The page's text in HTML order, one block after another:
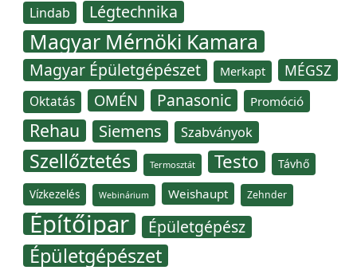
Lindab Légtechnika
Magyar Mérnöki Kamara
Magyar Épületgépészet Merkapt MÉGSZ
Oktatás OMÉN Panasonic Promóció
Rehau Siemens Szabványok
Szellőztetés Termosztát Testo Távhő
Vízkezelés Webinárium Weishaupt Zehnder
Építőipar Épületgépész
Épületgépészet